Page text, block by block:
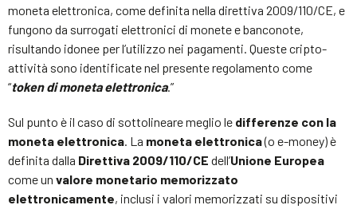
moneta elettronica, come definita nella direttiva 2009/110/CE, e
fungono da surrogati elettronici di monete e banconote,
risultando idonee per l’utilizzo nei pagamenti. Queste cripto-
attività sono identificate nel presente regolamento come
“token di moneta elettronica.”
Sul punto è il caso di sottolineare meglio le differenze con la
moneta elettronica. La moneta elettronica(o e-money) è
definita dalla Direttiva 2009/110/CE dell’Unione Europea
come un valore monetario memorizzato
elettronicamente, inclusi i valori memorizzati su dispositivi